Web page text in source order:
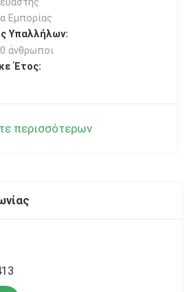
Εμπορίας
Υπαλλήλων:
άνθρωποι
Έτος:
περισσότερων